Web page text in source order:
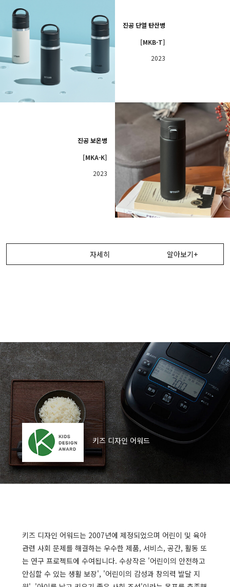
진공 단열 탄산병
[MKB-T]
2023
진공 보온병
[MKA-K]
2023
자세히 알아보기+
키즈 디자인 어워드
키즈 디자인 어워드는 2007년에 제정되었으며 어린이 및 육아
관련 사회 문제를 해결하는 우수한 제품, 서비스, 공간, 활동 또
는 연구 프로젝트에 수여됩니다. 수상작은 '어린이의 안전하고
안심할 수 있는 생활 보장', '어린이의 감성과 창의력 발달 지